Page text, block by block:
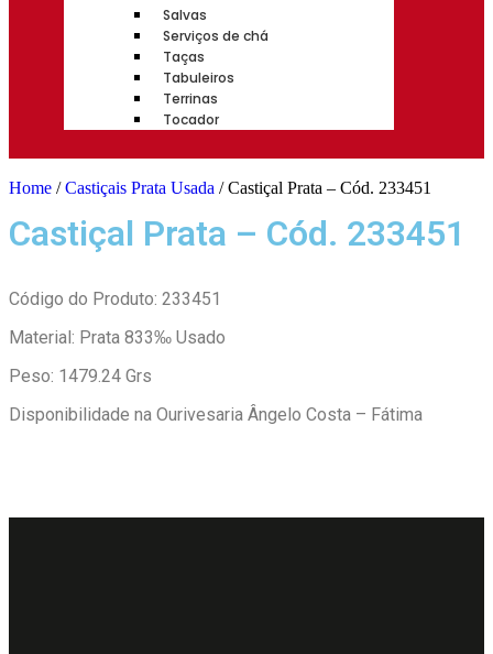
Salvas
Serviços de chá
Taças
Tabuleiros
Terrinas
Tocador
Home /Castiçais Prata Usada / Castiçal Prata – Cód. 233451
Castiçal Prata – Cód. 233451
Código do Produto: 233451
Material: Prata 833‰ Usado
Peso: 1479.24 Grs
Disponibilidade na Ourivesaria Ângelo Costa – Fátima